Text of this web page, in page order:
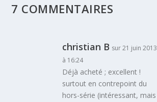
7 COMMENTAIRES
christian B sur 21 juin 2013
à 16:24
Déjà acheté ; excellent !
surtout en contrepoint du
hors-série (intéressant, mais